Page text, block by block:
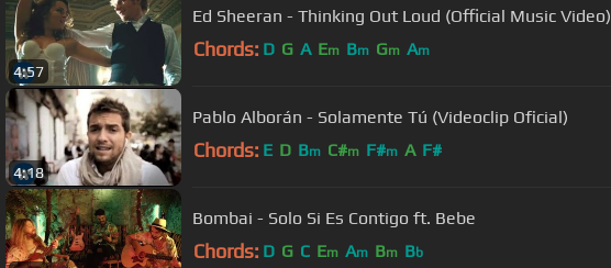
4:57
Ed Sheeran - Thinking Out Loud (Official Music Video)
Chords: D G A Em Bm Gm Am
4:18
Pablo Alborán - Solamente Tú (Videoclip Oficial)
Chords: E D Bm C#m F#m A F#
Bombai - Solo Si Es Contigo ft. Bebe
Chords: D G C Em Am Bm Bb